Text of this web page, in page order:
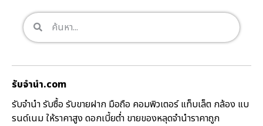
รับจํานํา.com
รับจำนำ รับซื้อ รับขายฝาก มือถือ คอมพิวเตอร์ แท็บเล็ต กล้อง แบ
รนด์เนม ให้ราคาสูง ดอกเบี้ยต่ำ ขายของหลุดจำนำราคาถูก